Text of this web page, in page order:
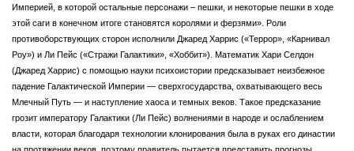
Империей, в которой остальные персонажи – пешки, и некоторые пешки в ходе
этой саги в конечном итоге становятся королями и ферзями». Роли
противоборствующих сторон исполнили Джаред Харрис («Террор», «Карнивал
Роу») и Ли Пейс («Стражи Галактики», «Хоббит»). Математик Хари Селдон
(Джаред Харрис) с помощью науки психоистории предсказывает неизбежное
падение Галактической Империи — сверхгосударства, охватывающего весь
Млечный Путь — и наступление хаоса и темных веков. Такое предсказание
грозит императору Галактики (Ли Пейс) волнениями в народе и ослаблением
власти, которая благодаря технологии клонирования была в руках его династии